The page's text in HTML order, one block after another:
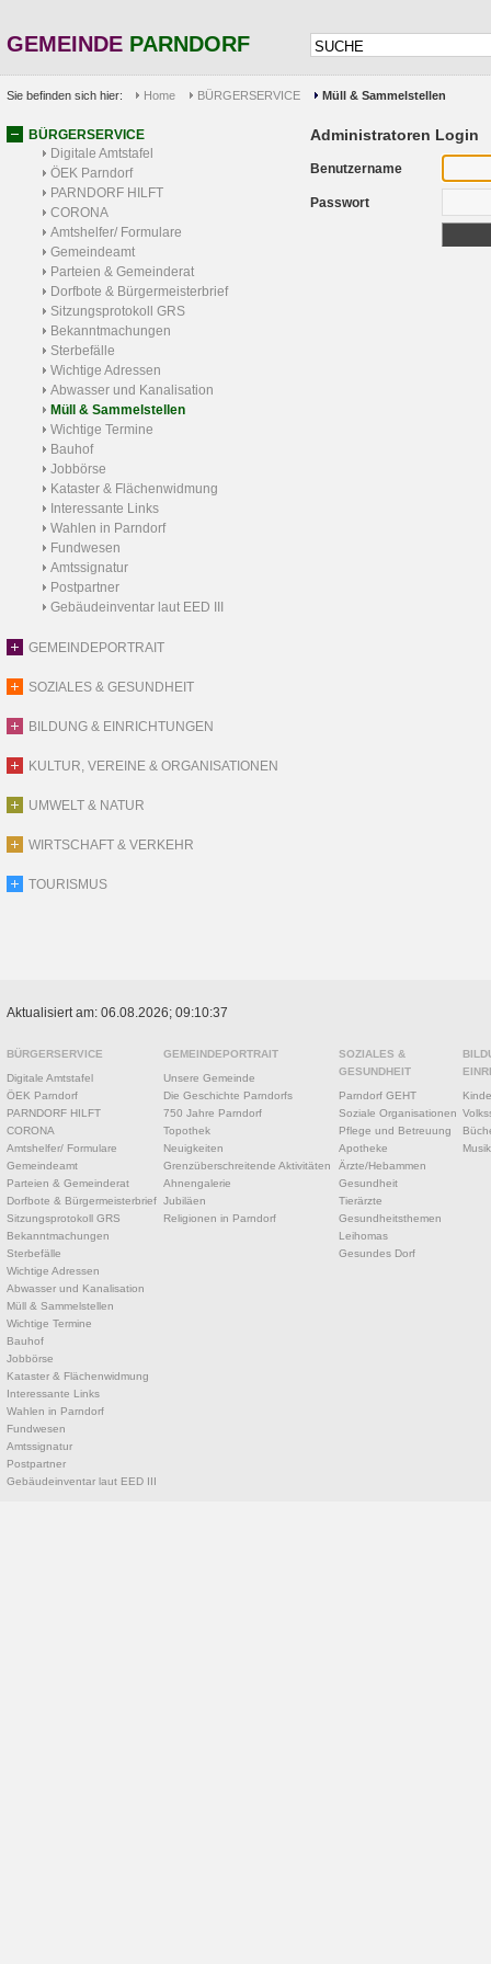
GEMEINDE PARNDORF
Sie befinden sich hier: Home BÜRGERSERVICE Müll & Sammelstellen
BÜRGERSERVICE
Digitale Amtstafel
ÖEK Parndorf
PARNDORF HILFT
CORONA
Amtshelfer/ Formulare
Gemeindeamt
Parteien & Gemeinderat
Dorfbote & Bürgermeisterbrief
Sitzungsprotokoll GRS
Bekanntmachungen
Sterbefälle
Wichtige Adressen
Abwasser und Kanalisation
Müll & Sammelstellen
Wichtige Termine
Bauhof
Jobbörse
Kataster & Flächenwidmung
Interessante Links
Wahlen in Parndorf
Fundwesen
Amtssignatur
Postpartner
Gebäudeinventar laut EED III
GEMEINDEPORTRAIT
SOZIALES & GESUNDHEIT
BILDUNG & EINRICHTUNGEN
KULTUR, VEREINE & ORGANISATIONEN
UMWELT & NATUR
WIRTSCHAFT & VERKEHR
TOURISMUS
Administratoren Login
Benutzername
Passwort
Aktualisiert am: 06.08.2026; 09:10:37
BÜRGERSERVICE
Digitale Amtstafel
ÖEK Parndorf
PARNDORF HILFT
CORONA
Amtshelfer/ Formulare
Gemeindeamt
Parteien & Gemeinderat
Dorfbote & Bürgermeisterbrief
Sitzungsprotokoll GRS
Bekanntmachungen
Sterbefälle
Wichtige Adressen
Abwasser und Kanalisation
Müll & Sammelstellen
Wichtige Termine
Bauhof
Jobbörse
Kataster & Flächenwidmung
Interessante Links
Wahlen in Parndorf
Fundwesen
Amtssignatur
Postpartner
Gebäudeinventar laut EED III
GEMEINDEPORTRAIT
Unsere Gemeinde
Die Geschichte Parndorfs
750 Jahre Parndorf
Topothek
Neuigkeiten
Grenzüberschreitende Aktivitäten
Ahnengalerie
Jubiläen
Religionen in Parndorf
SOZIALES &
GESUNDHEIT
Parndorf GEHT
Soziale Organisationen
Pflege und Betreuung
Apotheke
Ärzte/Hebammen
Gesundheit
Tierärzte
Gesundheitsthemen
Leihomas
Gesundes Dorf